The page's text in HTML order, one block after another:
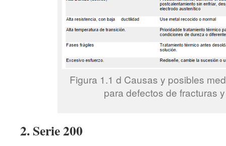
Figura 1.1 d Causas y posibles
para defectos de fracturas
2. Serie 200